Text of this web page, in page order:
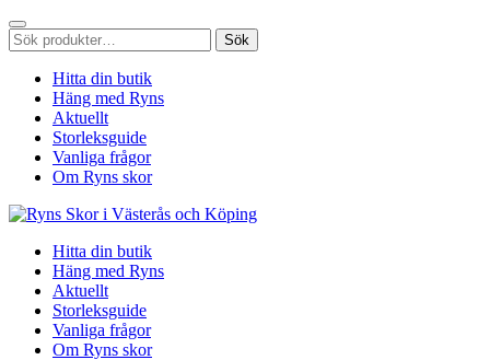
Sök
efter:
Sök
Hitta din butik
Häng med Ryns
Aktuellt
Storleksguide
Vanliga frågor
Om Ryns skor
Hitta din butik
Häng med Ryns
Aktuellt
Storleksguide
Vanliga frågor
Om Ryns skor